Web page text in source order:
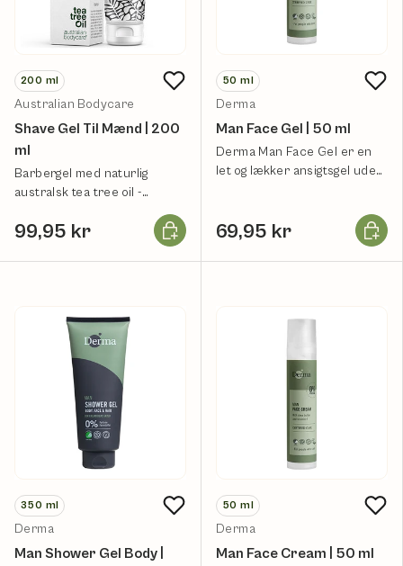
200 ml
Australian Bodycare
Shave Gel Til Mænd | 200
ml
Barbergel med naturlig
australsk tea tree oil -
99,95 kr Læg i kurv
50 ml
Derma
Man Face Gel | 50 ml
Derma Man Face Gel er en
let og lækker ansigtsgel uden
69,95 kr Læg i
350 ml
Derma
Man Shower Gel Body |
50 ml
Derma
Man Face Cream | 50 ml